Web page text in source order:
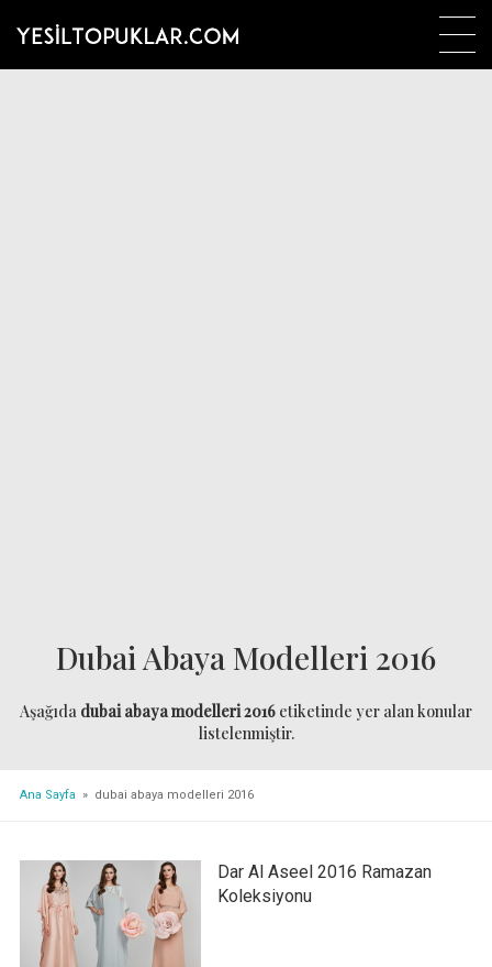
Dubai Abaya Modelleri 2016
Aşağıda dubai abaya modelleri 2016 etiketinde yer alan konular
listelenmiştir.
Ana Sayfa » dubai abaya modelleri 2016
Dar Al Aseel 2016 Ramazan
Koleksiyonu